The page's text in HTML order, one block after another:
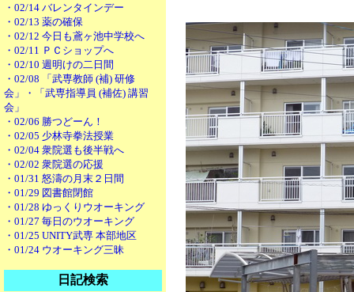
・02/14 バレンタインデー
・02/13 薬の確保
・02/12 今日も鳶ヶ池中学校へ
・02/11 ＰＣショップへ
・02/10 週明けの二日間
・02/08 「武専教師 (補) 研修
会」・「武専指導員 (補佐) 講習
会」
・02/06 勝つどーん！
・02/05 少林寺拳法授業
・02/04 衆院選も後半戦へ
・02/02 衆院選の応援
・01/31 怒濤の月末２日間
・01/29 図書館閉館
・01/28 ゆっくりウオーキング
・01/27 毎日のウオーキング
・01/25 UNITY武専 本部地区
・01/24 ウオーキング三昧
日記検索